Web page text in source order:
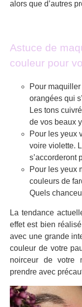
alors que d’autres
Astuce de
couleur pour
Pour
orangées qui
Les tons
de vos beaux
Pour les yeux
voire violette.
s’accorderont
Pour les yeux
couleurs de
Quels
La tendance
effet est bien
avec une grande
couleur de votre
noirceur de votre
prendre avec